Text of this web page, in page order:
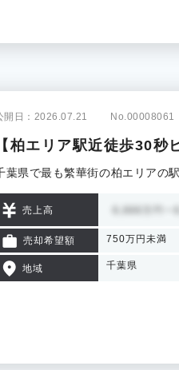
開日：2026.07.21 No.00008061
柏エリア駅近徒歩30秒
葉県で最も繁華街の柏エリアの
売上高
売却希望額 750万円未満
地域 千葉県